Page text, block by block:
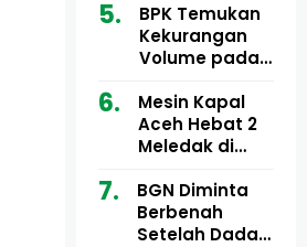
Miliar Tuai
Sorotan, Publik
Pertanyakan
Anggaran
BPK Temukan
Kekurangan
Volume pada
Aceh Utara
Tahun 2024,
Pengembalian
Sepenuhnya
Tuntas
Mesin Kapal
Aceh Hebat 2
Meledak di
Ulee Lheue, 14
Orang Derita
Luka Bakar
BGN Diminta
Berbenah
Setelah Dadan